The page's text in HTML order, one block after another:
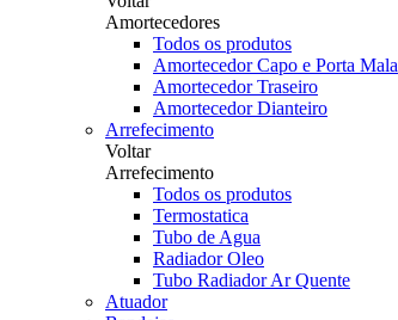
Amortecedores
Todos os produtos
Amortecedor Capo e Porta Mala
Amortecedor Traseiro
Amortecedor Dianteiro
Arrefecimento
Voltar
Arrefecimento
Todos os produtos
Termostatica
Tubo de Agua
Radiador Oleo
Tubo Radiador Ar Quente
Atuador